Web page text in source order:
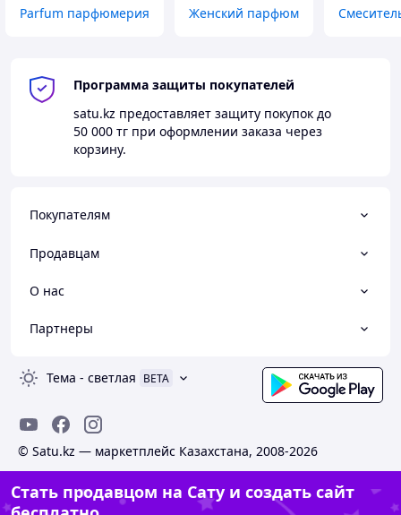
Parfum парфюмерия Женский парфюм
Программа защиты покупателей
satu.kz предоставляет защиту покупок до
50 000 тг при оформлении заказа через
корзину.
Покупателям
Продавцам
О нас
Партнеры
Тема - светлая BETA
© Satu.kz — маркетплейс Казахстана, 2008-2026
Стать продавцом на Сату и создать сайт